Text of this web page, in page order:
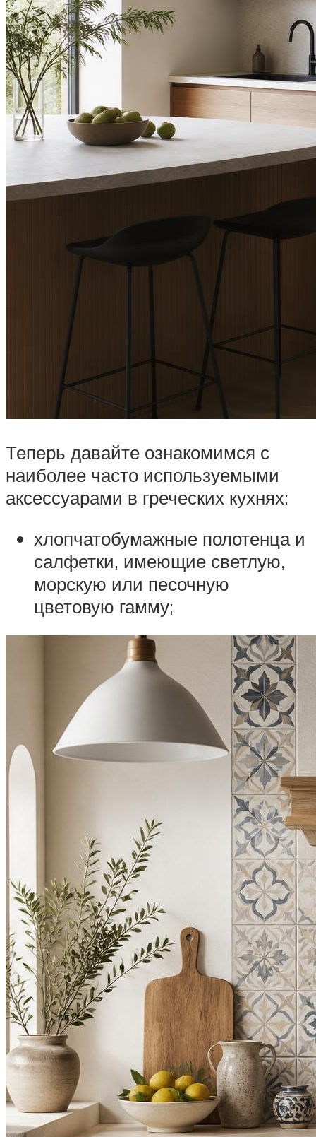
Теперь давайте ознакомимся с
наиболее часто используемыми
аксессуарами в греческих кухнях:
хлопчатобумажные полотенца и
салфетки, имеющие светлую,
морскую или песочную
цветовую гамму;